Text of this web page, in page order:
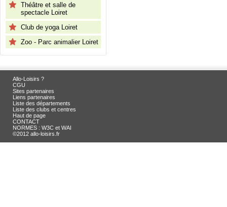
Théâtre et salle de
spectacle Loiret
Club de yoga Loiret
Zoo - Parc animalier Loiret
Allo-Loisirs ?
CGU
Sites partenaires
Liens partenaires
Liste des départements
Liste des clubs et centres
Haut de page
CONTACT
NORMES : W3C et WAI
©2012 allo-loisirs.fr